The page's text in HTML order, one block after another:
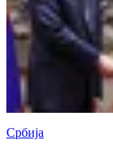
Србија